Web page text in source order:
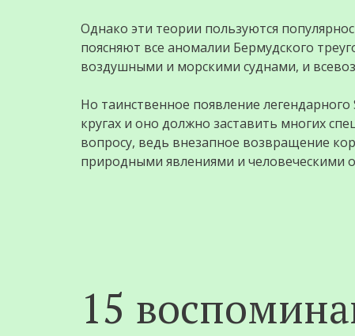
Однако эти теории пользуются
поясняют все аномалии Бермудского
воздушными и морскими суднами, и
Но таинственное появление
кругах и оно должно заставить многих
вопросу, ведь внезапное возвращение
природными явлениями и человеческими
15